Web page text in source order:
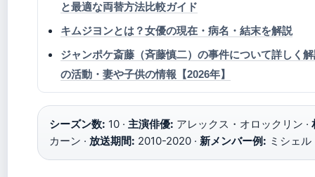
と最適な両替方法比較ガイド
キムジヨンとは？女優の現在・病名・結末を解説
ジャンポケ斎藤（斉藤慎二）の事件について詳しく
の活動・妻や子供の情報【2026年】
シーズン数: 10 · 主演俳優: アレックス・オロックリン ·
カーン · 放送期間: 2010-2020 · 新メンバー例: ミシェ